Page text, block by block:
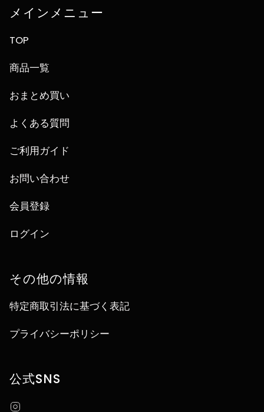
メインメニュー
TOP
商品一覧
おまとめ買い
よくある質問
ご利用ガイド
お問い合わせ
会員登録
ログイン
その他の情報
特定商取引法に基づく表記
プライバシーポリシー
公式SNS